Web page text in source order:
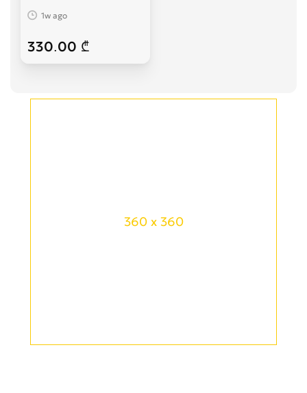
1w ago
330.00 ₾
360 x 360